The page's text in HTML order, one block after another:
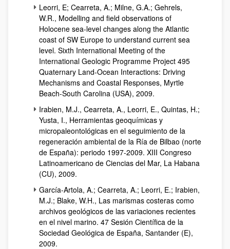
Leorri, E; Cearreta, A.; Milne, G.A.; Gehrels,
W.R., Modelling and field observations of
Holocene sea-level changes along the Atlantic
coast of SW Europe to understand current sea
level. Sixth International Meeting of the
International Geologic Programme Project 495
Quaternary Land-Ocean Interactions: Driving
Mechanisms and Coastal Responses, Myrtle
Beach-South Carolina (USA), 2009.
Irabien, M.J., Cearreta, A., Leorri, E., Quintas, H.;
Yusta, I., Herramientas geoquímicas y
micropaleontológicas en el seguimiento de la
regeneración ambiental de la Ría de Bilbao (norte
de España): periodo 1997-2009. XIII Congreso
Latinoamericano de Ciencias del Mar, La Habana
(CU), 2009.
García-Artola, A.; Cearreta, A.; Leorri, E.; Irabien,
M.J.; Blake, W.H., Las marismas costeras como
archivos geológicos de las variaciones recientes
en el nivel marino. 47 Sesión Científica de la
Sociedad Geológica de España, Santander (E),
2009.